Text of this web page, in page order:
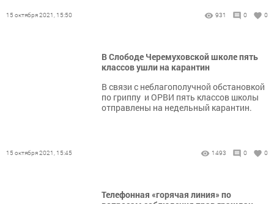
15 октября 2021, 15:50 931 0 0
В Слободе Черемуховской школе пять
классов ушли на карантин
В связи с неблагополучной обстановкой
по гриппу и ОРВИ пять классов школы
отправлены на недельный карантин.
15 октября 2021, 15:45 1493 0 0
Телефонная «горячая линия» по